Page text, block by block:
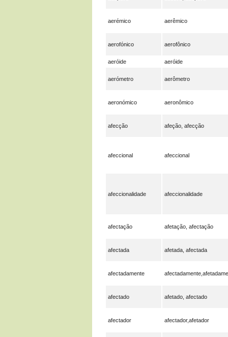
aerémico aerêmico
aerofónico aerofônico
aeróide aeróide
aerómetro aerômetro
aeronómico aeronômico
afecção afeção, afecção
afeccional afeccional
afeccionalidade afeccionalidade
afectação afetação, afectação
afectada afetada, afectada
afectadamente
afectado afetado, afectado
afectador afectador,afetador